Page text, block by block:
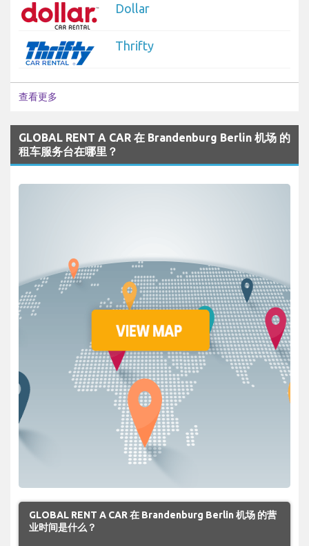
Dollar
Thrifty
查看更多
GLOBAL RENT A CAR 在 Brandenburg Berlin 机场 的
租车服务台在哪里？
GLOBAL RENT A CAR 在 Brandenburg Berlin 机场 的营
业时间是什么？